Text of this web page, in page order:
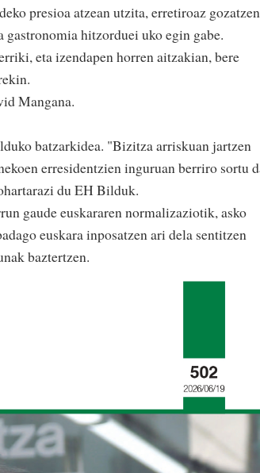
presioa atzean utzita, erretiroaz gozatzen
hitzorduei uko egin gabe.
eta izendapen horren aitzakian, bere
Mangana.
batzarkidea. "Bizitza arriskuan jartzen
erresidentzien inguruan berriro sortu
du EH Bilduk.
gaude euskararen normalizaziotik, asko
euskara inposatzen ari dela sentitzen
baztertzen.